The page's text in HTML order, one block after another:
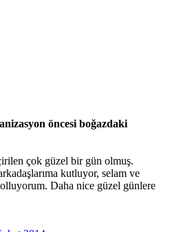
öncesi boğazdaki
çok güzel bir gün olmuş.
kutluyor, selam ve
Daha nice güzel günlere